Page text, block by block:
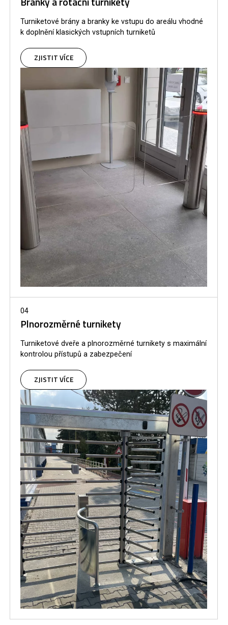
Turniketové brány a branky ke vstupu do areálu vhodné
k doplnění klasických vstupních turniketů
ZJISTIT VÍCE
04
Plnorozměrné turnikety
Turniketové dveře a plnorozměrné turnikety s maximální
kontrolou přístupů a zabezpečení
ZJISTIT VÍCE